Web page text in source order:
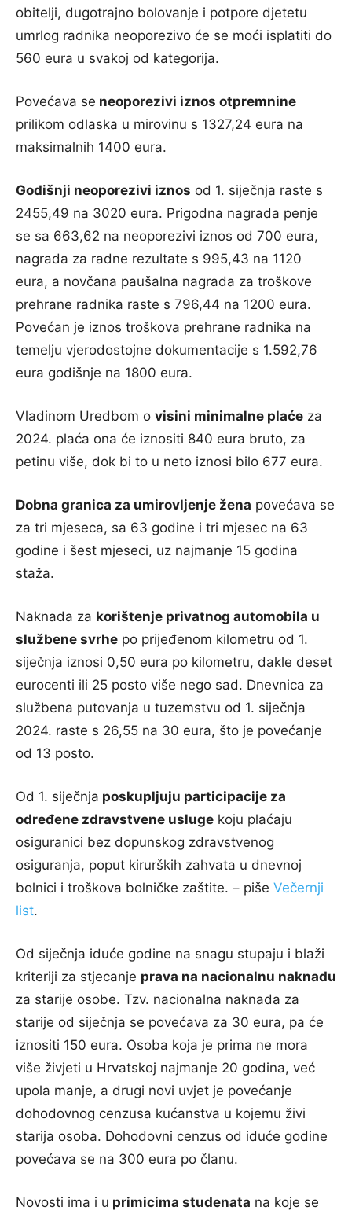
obitelji, dugotrajno bolovanje i potpore djetetu
umrlog radnika neoporezivo će se moći isplatiti do
560 eura u svakoj od kategorija.
Povećava se neoporezivi iznos otpremnine
prilikom odlaska u mirovinu s 1327,24 eura na
maksimalnih 1400 eura.
Godišnji neoporezivi iznos od 1. siječnja raste s
2455,49 na 3020 eura. Prigodna nagrada penje
se sa 663,62 na neoporezivi iznos od 700 eura,
nagrada za radne rezultate s 995,43 na 1120
eura, a novčana paušalna nagrada za troškove
prehrane radnika raste s 796,44 na 1200 eura.
Povećan je iznos troškova prehrane radnika na
temelju vjerodostojne dokumentacije s 1.592,76
eura godišnje na 1800 eura.
Vladinom Uredbom o visini minimalne plaće za
2024. plaća ona će iznositi 840 eura bruto, za
petinu više, dok bi to u neto iznosi bilo 677 eura.
Dobna granica za umirovljenje žena povećava se
za tri mjeseca, sa 63 godine i tri mjesec na 63
godine i šest mjeseci, uz najmanje 15 godina
staža.
Naknada za korištenje privatnog automobila u
službene svrhe po prijeđenom kilometru od 1.
siječnja iznosi 0,50 eura po kilometru, dakle deset
eurocenti ili 25 posto više nego sad. Dnevnica za
službena putovanja u tuzemstvu od 1. siječnja
2024. raste s 26,55 na 30 eura, što je povećanje
od 13 posto.
Od 1. siječnja poskupljuju participacije za
određene zdravstvene usluge koju plaćaju
osiguranici bez dopunskog zdravstvenog
osiguranja, poput kirurških zahvata u dnevnoj
bolnici i troškova bolničke zaštite. – piše Večernji
list.
Od siječnja iduće godine na snagu stupaju i blaži
kriteriji za stjecanje prava na nacionalnu naknadu
za starije osobe. Tzv. nacionalna naknada za
starije od siječnja se povećava za 30 eura, pa će
iznositi 150 eura. Osoba koja je prima ne mora
više živjeti u Hrvatskoj najmanje 20 godina, već
upola manje, a drugi novi uvjet je povećanje
dohodovnog cenzusa kućanstva u kojemu živi
starija osoba. Dohodovni cenzus od iduće godine
povećava se na 300 eura po članu.
Novosti ima i u primicima studenata na koje se